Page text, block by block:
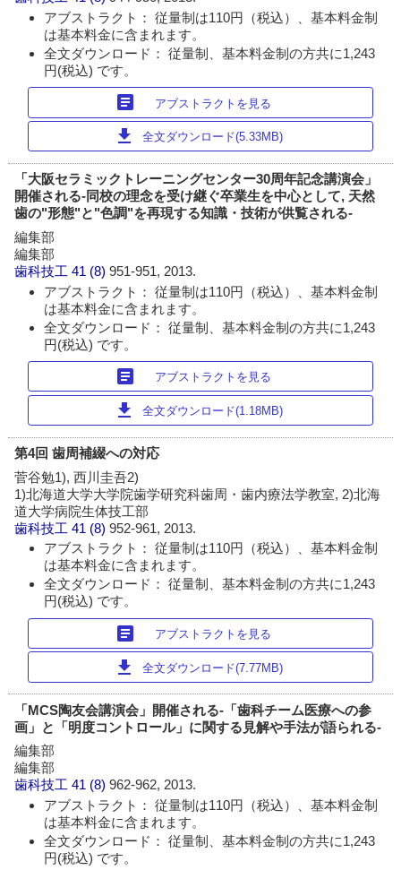
アブストラクト： 従量制は110円（税込）、基本料金制
は基本料金に含まれます。
全文ダウンロード： 従量制、基本料金制の方共に1,243
円(税込) です。
article アブストラクトを見る
download 全文ダウンロード(5.33MB)
「大阪セラミックトレーニングセンター30周年記念講演会」
開催される-同校の理念を受け継ぐ卒業生を中心として, 天然
歯の"形態"と"色調"を再現する知識・技術が供覧される-
編集部
編集部
歯科技工 41 (8)951-951, 2013.
アブストラクト： 従量制は110円（税込）、基本料金制
は基本料金に含まれます。
全文ダウンロード： 従量制、基本料金制の方共に1,243
円(税込) です。
article アブストラクトを見る
download 全文ダウンロード(1.18MB)
第4回 歯周補綴への対応
菅谷勉1), 西川圭吾2)
1)北海道大学大学院歯学研究科歯周・歯内療法学教室, 2)北海
道大学病院生体技工部
歯科技工 41 (8)952-961, 2013.
アブストラクト： 従量制は110円（税込）、基本料金制
は基本料金に含まれます。
全文ダウンロード： 従量制、基本料金制の方共に1,243
円(税込) です。
article アブストラクトを見る
download 全文ダウンロード(7.77MB)
「MCS陶友会講演会」開催される-「歯科チーム医療への参
画」と「明度コントロール」に関する見解や手法が語られる-
編集部
編集部
歯科技工 41 (8)962-962, 2013.
アブストラクト： 従量制は110円（税込）、基本料金制
は基本料金に含まれます。
全文ダウンロード： 従量制、基本料金制の方共に1,243
円(税込) です。